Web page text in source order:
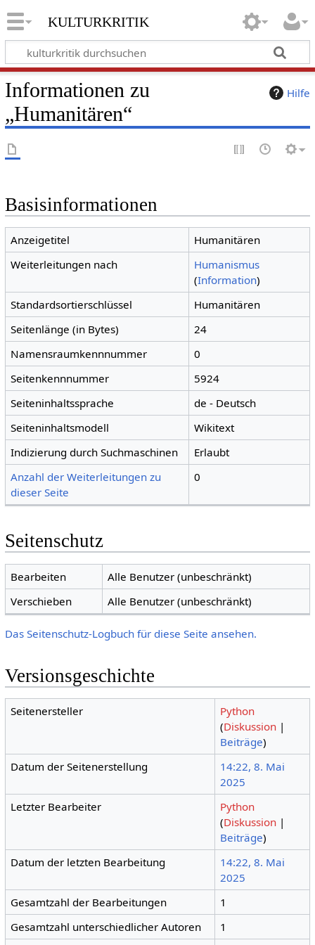
kulturkritik
Hilfe
Informationen zu
„Humanitären“
Basisinformationen
Anzeigetitel
Humanitären
Weiterleitungen nach
Humanismus
(Information)
Standardsortierschlüssel
Humanitären
Seitenlänge (in Bytes)
24
Namensraumkennnummer
0
Seitenkennnummer
5924
Seiteninhaltssprache
de - Deutsch
Seiteninhaltsmodell
Wikitext
Indizierung durch Suchmaschinen
Erlaubt
Anzahl der Weiterleitungen zu
dieser Seite
0
Seitenschutz
Bearbeiten
Alle Benutzer (unbeschränkt)
Verschieben
Alle Benutzer (unbeschränkt)
Das Seitenschutz-Logbuch für diese Seite ansehen.
Versionsgeschichte
Seitenersteller
Python
(Diskussion |
Beiträge)
Datum der Seitenerstellung
14:22, 8. Mai
2025
Letzter Bearbeiter
Python
(Diskussion |
Beiträge)
Datum der letzten Bearbeitung
14:22, 8. Mai
2025
Gesamtzahl der Bearbeitungen
1
Gesamtzahl unterschiedlicher Autoren
1